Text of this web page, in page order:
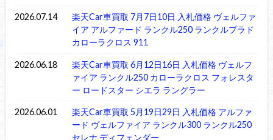
2026.07.14
楽天Car車買取 7月7日10日 入札価格 ヴェルファ
イア アルファード ランクル250 ランクルプラド
カローラクロス 911
2026.06.18
楽天Car車買取 6月12日16日 入札価格 ヴェルフ
ァイア ランクル250 カローラクロス フォレスタ
ー ロードスター シエラ ラングラー
2026.06.01
楽天Car車買取 5月19日29日 入札価格 アルファ
ード ヴェルファイア ランクル300 ランクル250
セレナ ディフェンダー